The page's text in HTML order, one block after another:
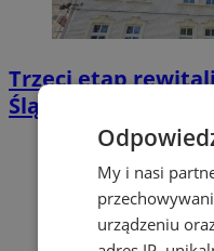
Trzeci etap
Śląskich –
My i nasi
urządzeniu